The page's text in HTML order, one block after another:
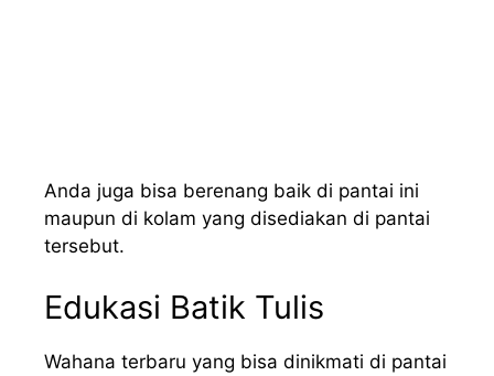
Anda juga bisa berenang baik di pantai ini
maupun di kolam yang disediakan di pantai
tersebut.
Edukasi Batik Tulis
Wahana terbaru yang bisa dinikmati di pantai